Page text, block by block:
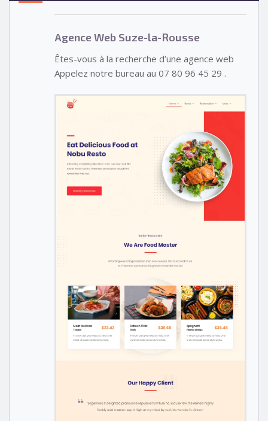
Agence Web Suze-la-Rousse
Êtes-vous à la recherche d’une agence web
Appelez notre bureau au 07 80 96 45 29 .